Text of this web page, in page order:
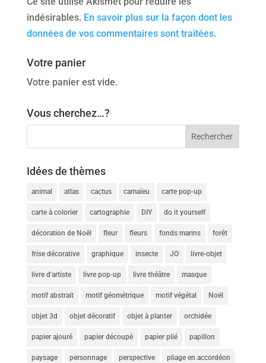
indésirables. En savoir plus sur la façon dont les
données de vos commentaires sont traitées.
Votre panier
Votre panier est vide.
Vous cherchez…?
Idées de thèmes
animal atlas cactus camaïeu carte pop-up
carte à colorier cartographie DIY do it yourself
décoration de Noël fleur fleurs fonds marins forêt
frise décorative graphique insecte JO livre-objet
livre d'artiste livre pop-up livre théâtre masque
motif abstrait motif géométrique motif végétal Noël
objet 3d objet décoratif objet à planter orchidée
papier ajouré papier découpé papier plié papillon
paysage personnage perspective pliage en accordéon